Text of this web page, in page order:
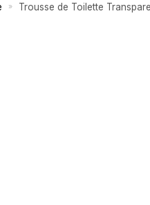
» Trousse de Toilette